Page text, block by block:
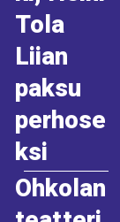
Tola
Liian
paksu
perhose
ksi
Ohkolan